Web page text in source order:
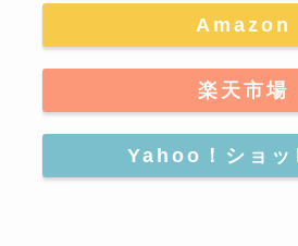
Amazon
楽天市場
Yahoo！ショッ